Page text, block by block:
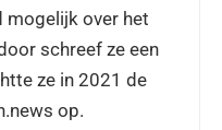
mogelijk over het
schreef ze een
ze in 2021 de
op.